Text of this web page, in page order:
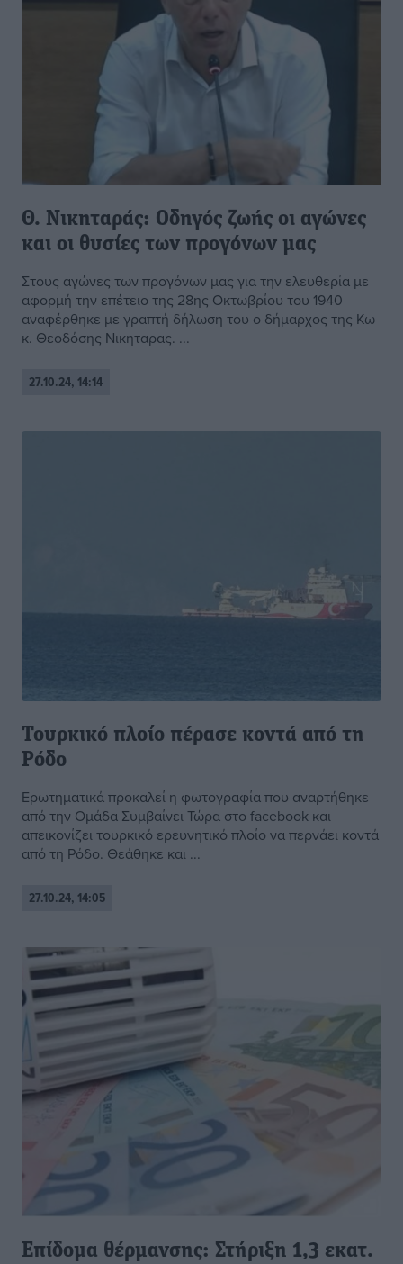
Θ. Νικηταράς: Οδηγός ζωής οι αγώνες
και οι θυσίες των προγόνων μας
Στους αγώνες των προγόνων μας για την ελευθερία με
αφορμή την επέτειο της 28ης Οκτωβρίου του 1940
αναφέρθηκε με γραπτή δήλωση του ο δήμαρχος της Κω
κ. Θεοδόσης Νικηταρας. ...
27.10.24, 14:14
Τουρκικό πλοίο πέρασε κοντά από τη
Ρόδο
Ερωτηματικά προκαλεί η φωτογραφία που αναρτήθηκε
από την Ομάδα Συμβαίνει Τώρα στο facebook και
απεικονίζει τουρκικό ερευνητικό πλοίο να περνάει κοντά
από τη Ρόδο. Θεάθηκε και ...
27.10.24, 14:05
Επίδομα θέρμανσης: Στήριξη 1,3 εκατ.